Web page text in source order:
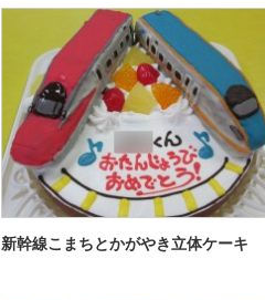
新幹線こまちとかがやき立体ケーキ